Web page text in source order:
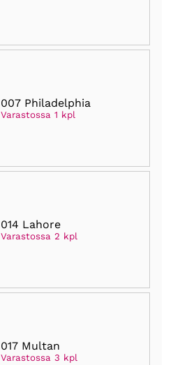
007 Philadelphia
Varastossa 1 kpl
014 Lahore
Varastossa 2 kpl
017 Multan
Varastossa 3 kpl